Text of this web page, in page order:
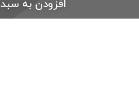
افزودن به سبد